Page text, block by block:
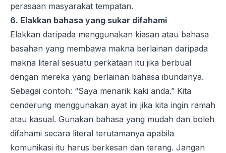
perasaan masyarakat tempatan.
6. Elakkan bahasa yang sukar difahami
Elakkan daripada menggunakan kiasan atau bahasa
basahan yang membawa makna berlainan daripada
makna literal sesuatu perkataan itu jika berbual
dengan mereka yang berlainan bahasa ibundanya.
Sebagai contoh: “Saya menarik kaki anda.” Kita
cenderung menggunakan ayat ini jika kita ingin ramah
atau kasual. Gunakan bahasa yang mudah dan boleh
difahami secara literal terutamanya apabila
komunikasi itu harus berkesan dan terang. Jangan